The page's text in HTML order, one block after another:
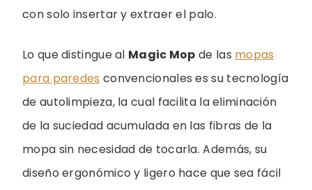
con solo insertar y extraer el palo.
Lo que distingue al Magic Mop de las mopas
para paredes convencionales es su tecnología
de autolimpieza, la cual facilita la eliminación
de la suciedad acumulada en las fibras de la
mopa sin necesidad de tocarla. Además, su
diseño ergonómico y ligero hace que sea fácil